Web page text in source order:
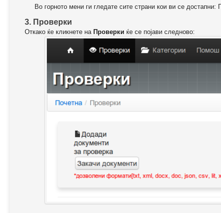
Во горното мени ги гледате сите страни кои ви се
3. Проверки
Откако ќе кликнете на Проверки ќе се појави следново: